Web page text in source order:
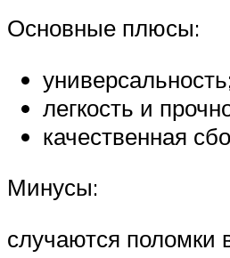
Основные плюсы:
легкость и
качественная
Минусы:
случаются поломки